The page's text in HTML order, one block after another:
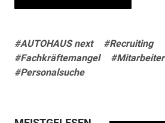
#AUTOHAUS next
#Recruiting
#Fachkräftemangel
#Mitarbeiter
#Personalsuche